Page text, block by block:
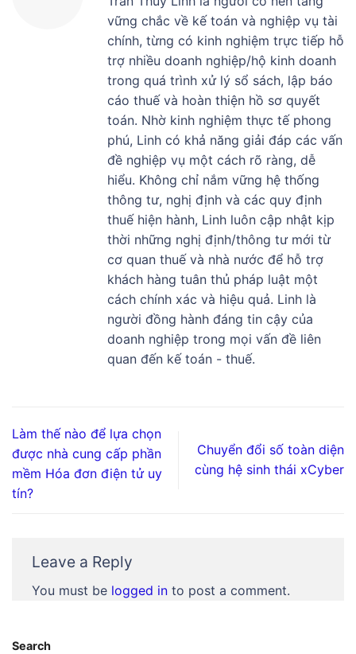
vững chắc về kế toán và nghiệp vụ tài
chính, từng có kinh nghiệm trực tiếp hỗ
trợ nhiều doanh nghiệp/hộ kinh doanh
trong quá trình xử lý sổ sách, lập báo
cáo thuế và hoàn thiện hồ sơ quyết
toán. Nhờ kinh nghiệm thực tế phong
phú, Linh có khả năng giải đáp các vấn
đề nghiệp vụ một cách rõ ràng, dễ
hiểu. Không chỉ nắm vững hệ thống
thông tư, nghị định và các quy định
thuế hiện hành, Linh luôn cập nhật kịp
thời những nghị định/thông tư mới từ
cơ quan thuế và nhà nước để hỗ trợ
khách hàng tuân thủ pháp luật một
cách chính xác và hiệu quả. Linh là
người đồng hành đáng tin cậy của
doanh nghiệp trong mọi vấn đề liên
quan đến kế toán - thuế.
Làm thế nào để lựa chọn
được nhà cung cấp phần
mềm Hóa đơn điện tử uy
tín?
Chuyển đổi số toàn diện
cùng hệ sinh thái xCyber
Leave a Reply
You must be logged in to post a comment.
Search